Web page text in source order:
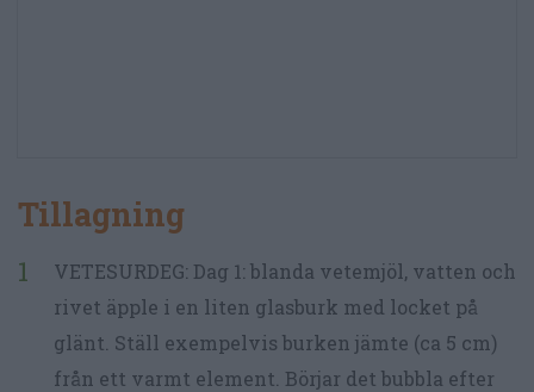
Tillagning
VETESURDEG: Dag 1: blanda vetemjöl, vatten och
rivet äpple i en liten glasburk med locket på
glänt. Ställ exempelvis burken jämte (ca 5 cm)
från ett varmt element. Börjar det bubbla efter